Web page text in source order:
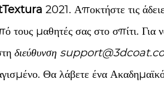
2021. Αποκτήστε τις
τους μαθητές σας στο σπίτι. Για
διεύθυνση
Θα λάβετε ένα